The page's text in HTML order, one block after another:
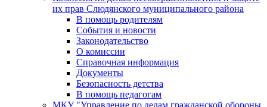
их прав Слюдянского муниципального района
В помощь родителям
События и новости
Законодательство
О комиссии
Справочная информация
Документы
Безопасность детства
В помощь педагогам
МКУ "Управление по делам гражданской обороны